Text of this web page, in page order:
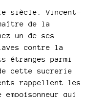
siècle. Vincent-
de la
un de ses
contre la
étranges parmi
cette sucrerie
rappellent les
qui